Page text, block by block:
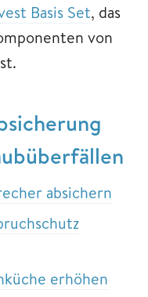
Basis Set, das
von
absichern
erhöhen